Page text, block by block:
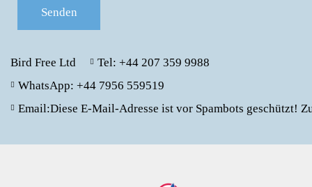
Senden
Bird Free Ltd
Tel: +44 207 359 9988
WhatsApp: +44 7956 559519
Email:Diese E-Mail-Adresse ist vor Spambots geschützt!